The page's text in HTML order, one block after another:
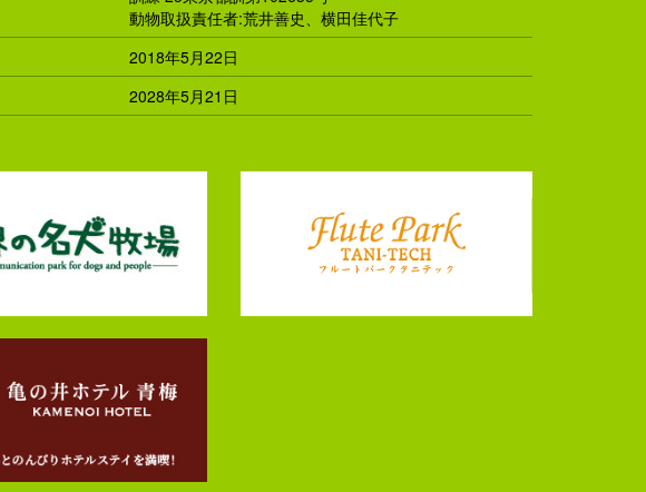
動物取扱責任者:荒井善史、横田佳代子
2018年5月22日
2028年5月21日